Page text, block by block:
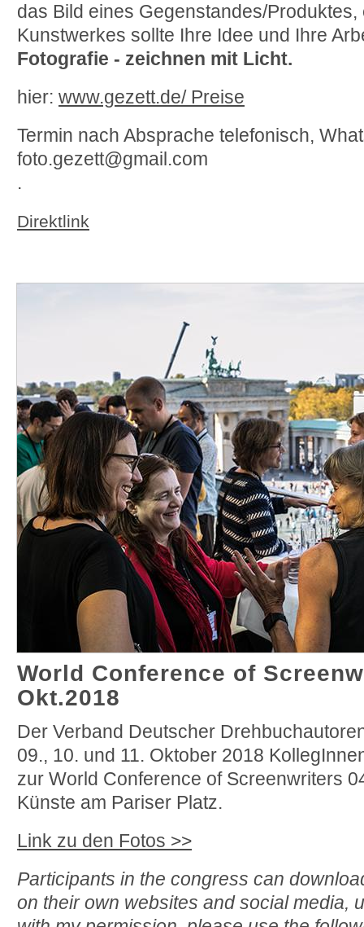
das Bild eines Gegenstandes/
Kunstwerkes sollte Ihre Idee und Ihre
Fotografie - zeichnen mit Licht.
hier: www.gezett.de/ Preise
Termin nach Absprache telefonisch,
foto.gezett@gmail.com
.
Direktlink
World Conference of
Okt.2018
Der Verband Deutscher
09., 10. und 11. Oktober 2018
zur World Conference of Screenwriters
Künste am Pariser Platz.
Link zu den Fotos >>
Participants in the congress can
on their own websites and social media,